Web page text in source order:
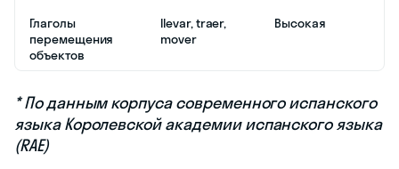
Глаголы
перемещения
объектов
llevar, traer,
mover
Высокая
* По данным корпуса современного испанского
языка Королевской академии испанского языка
(RAE)